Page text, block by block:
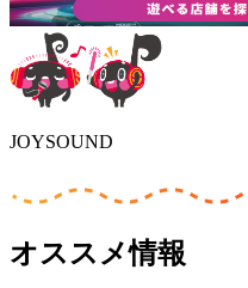
JOYSOUND
オススメ情報